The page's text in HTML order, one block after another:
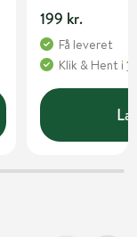
199 kr.
Få leveret
Klik & Hent i